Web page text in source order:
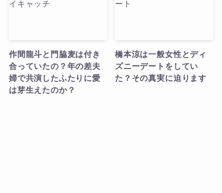
作間龍斗と門脇麦は付き
合っていたの？年の差夫
婦で共演したふたりに愛
は芽生えたのか？
橋本涼は一般女性とディ
ズニーデートをしてい
た？その真実に迫ります